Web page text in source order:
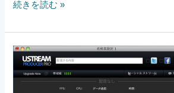
続きを読む »
ユ
ー
ス